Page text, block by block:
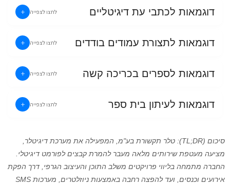
דוגמאות לכתבי עת דיגיטליים לחצו לצפייה +
דוגמאות לתצורת עמודים בודדים לחצו לצפייה +
דוגמאות לספרים בכריכה קשה לחצו לצפייה +
דוגמאות לעיתון בית ספר לחצו לצפייה +
סיכום (TL;DR): טלר תקשורת בע"מ, המפעילה את מערכת דיגיטלר,
מציעה מעטפת שירותים מלאה מעבר להמרת קבצים לפורמט דיגיטלי.
החברה מתמחה בליווי פרויקטים משלב התוכן והעיצוב הגרפי, דרך הפקת
אירועים וכנסים, ועד להפצה רחבה באמצעות ניוזלטרים, מערכות SMS